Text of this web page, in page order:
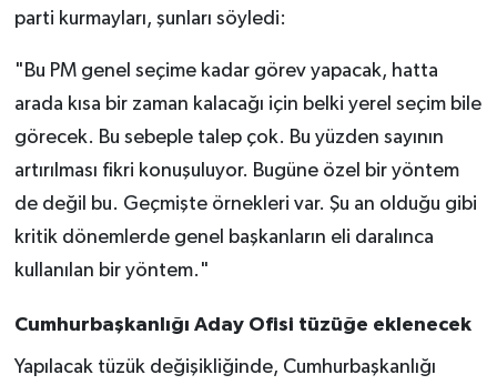
parti kurmayları, şunları söyledi:
"Bu PM genel seçime kadar görev yapacak, hatta
arada kısa bir zaman kalacağı için belki yerel seçim bile
görecek. Bu sebeple talep çok. Bu yüzden sayının
artırılması fikri konuşuluyor. Bugüne özel bir yöntem
de değil bu. Geçmişte örnekleri var. Şu an olduğu gibi
kritik dönemlerde genel başkanların eli daralınca
kullanılan bir yöntem."
Cumhurbaşkanlığı Aday Ofisi tüzüğe eklenecek
Yapılacak tüzük değişikliğinde, Cumhurbaşkanlığı